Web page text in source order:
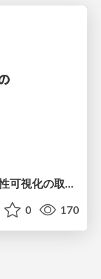
BigQuery×TROCCOでチームの生産性可視化の取り組み
0 170